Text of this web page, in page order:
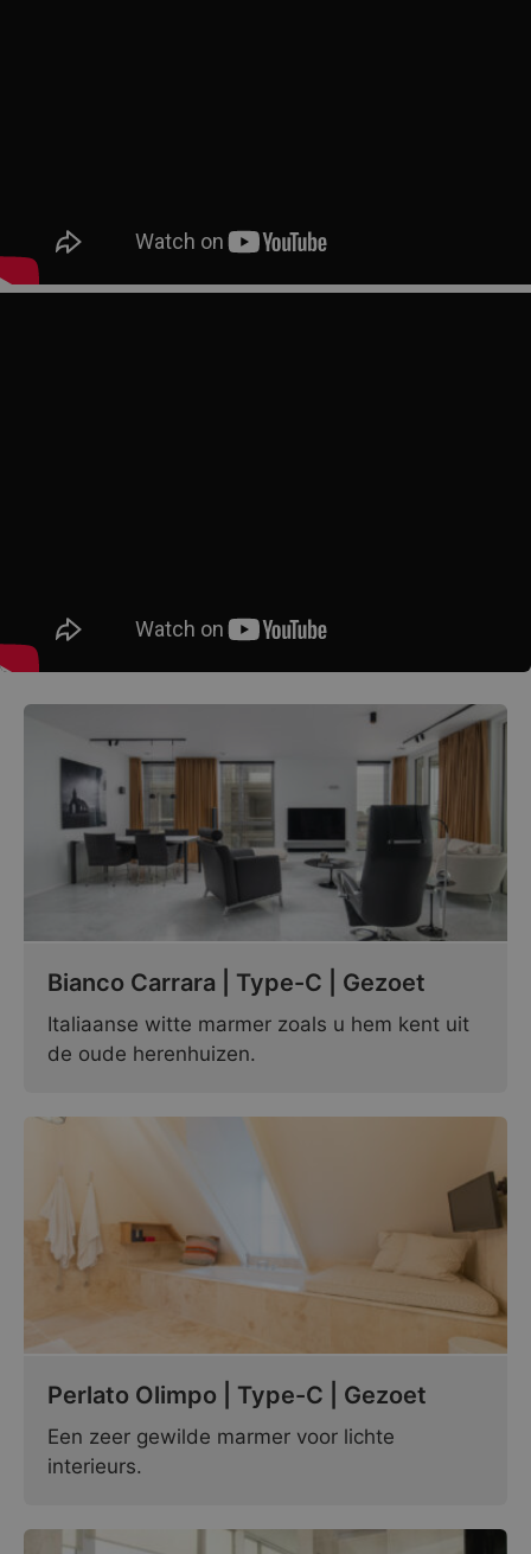
Bianco Carrara | Type-C | Gezoet
Italiaanse witte marmer zoals u hem kent uit
de oude herenhuizen.
Perlato Olimpo | Type-C | Gezoet
Een zeer gewilde marmer voor lichte
interieurs.